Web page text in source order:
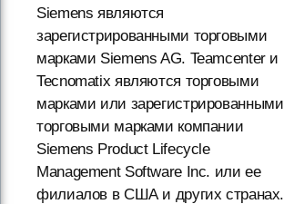
Siemens являются
зарегистрированными торговыми
марками Siemens AG. Teamcenter и
Tecnomatix являются торговыми
марками или зарегистрированными
торговыми марками компании
Siemens Product Lifecycle
Management Software Inc. или ее
филиалов в США и других странах.